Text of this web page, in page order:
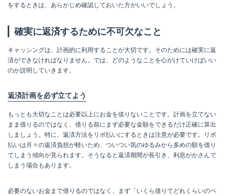
をするときは、あらかじめ確認しておいた方がいいでしょう。
確実に返済するために不可欠なこと
キャッシングは、計画的に利用することが大切です。そのためには確実に返
済ができなければなりません。では、どのようなことを心がけていけばいい
のか説明していきます。
返済計画を必ず立てよう
もっとも大切なことは必要以上にお金を借りないことです。計画を立てない
まま借りるのではなく、借りる前にまず必要な金額をできるだけ正確に算出
しましょう。特に、返済方法をリボ払いにするときは注意が必要です。リボ
払いは月々の返済負担が軽いため、ついつい気のゆるみから多めの額を借り
てしまう傾向が見られます。そうなると返済期間が長引き、利息がかさんで
しまう場合もあります。
必要のないお金まで借りるのではなく、まず「いくら借りてどれくらいのペ